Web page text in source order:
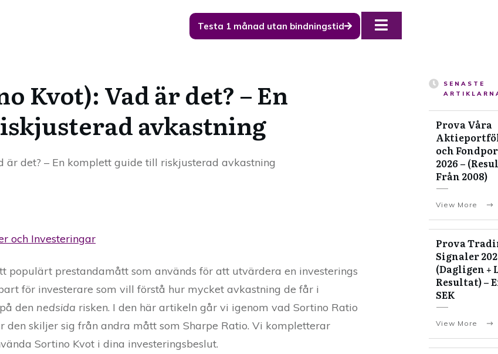
Testa 1 månad utan bindningstid
Kvot): Vad är det? – En
avkastning
är det? – En komplett guide till riskjusterad avkastning
och Investeringar
populärt prestandamått som används för att utvärdera en investerings
för investerare som vill förstå hur mycket avkastning de får i
den nedsida risken. I den här artikeln går vi igenom vad Sortino Ratio
den skiljer sig från andra mått som Sharpe Ratio. Vi kompletterar
Sortino Kvot i dina investeringsbeslut.
SENASTE
Prova Våra
och
2026 –
Från 2008)
View More
Prova
Signaler
(Dagligen +
Resultat) –
SEK
View More